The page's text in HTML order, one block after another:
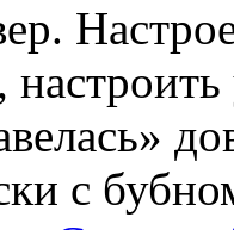
с